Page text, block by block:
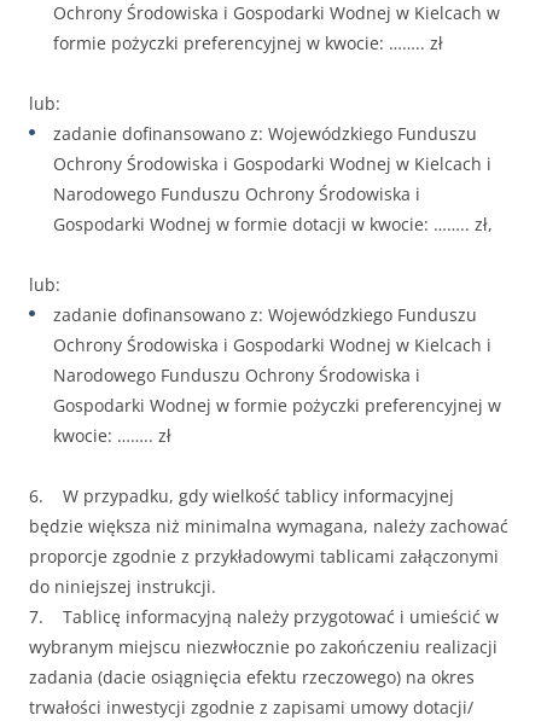
Ochrony Środowiska i Gospodarki Wodnej w Kielcach w
formie pożyczki preferencyjnej w kwocie: …….. zł
lub:
zadanie dofinansowano z: Wojewódzkiego Funduszu
Ochrony Środowiska i Gospodarki Wodnej w Kielcach i
Narodowego Funduszu Ochrony Środowiska i
Gospodarki Wodnej w formie dotacji w kwocie: …….. zł,
lub:
zadanie dofinansowano z: Wojewódzkiego Funduszu
Ochrony Środowiska i Gospodarki Wodnej w Kielcach i
Narodowego Funduszu Ochrony Środowiska i
Gospodarki Wodnej w formie pożyczki preferencyjnej w
kwocie: …….. zł
6. W przypadku, gdy wielkość tablicy informacyjnej
będzie większa niż minimalna wymagana, należy zachować
proporcje zgodnie z przykładowymi tablicami załączonymi
do niniejszej instrukcji.
7. Tablicę informacyjną należy przygotować i umieścić w
wybranym miejscu niezwłocznie po zakończeniu realizacji
zadania (dacie osiągnięcia efektu rzeczowego) na okres
trwałości inwestycji zgodnie z zapisami umowy dotacji/